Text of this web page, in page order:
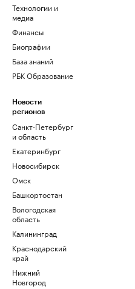
Технологии и
медиа
Финансы
Биографии
База знаний
РБК Образование
Новости
регионов
Санкт-Петербург
и область
Екатеринбург
Новосибирск
Омск
Башкортостан
Вологодская
область
Калининград
Краснодарский
край
Нижний
Новгород